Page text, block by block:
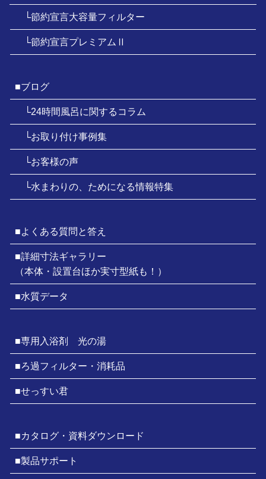
└節約宣言大容量フィルター
└節約宣言プレミアムⅡ
■ブログ
└24時間風呂に関するコラム
└お取り付け事例集
└お客様の声
└水まわりの、ためになる情報特集
■よくある質問と答え
■詳細寸法ギャラリー
（本体・設置台ほか実寸型紙も！）
■水質データ
■専用入浴剤 光の湯
■ろ過フィルター・消耗品
■せっすい君
■カタログ・資料ダウンロード
■製品サポート